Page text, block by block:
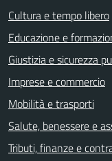
Cultura e tempo libero
Educazione e
Giustizia e sicurezza
Imprese e commercio
Mobilità e trasporti
Salute, benessere e
Tributi, finanze e